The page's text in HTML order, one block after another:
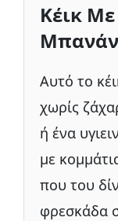
Κέικ
Αυτό το
χωρίς
ή ένα
με
που του
φρεσκάδα